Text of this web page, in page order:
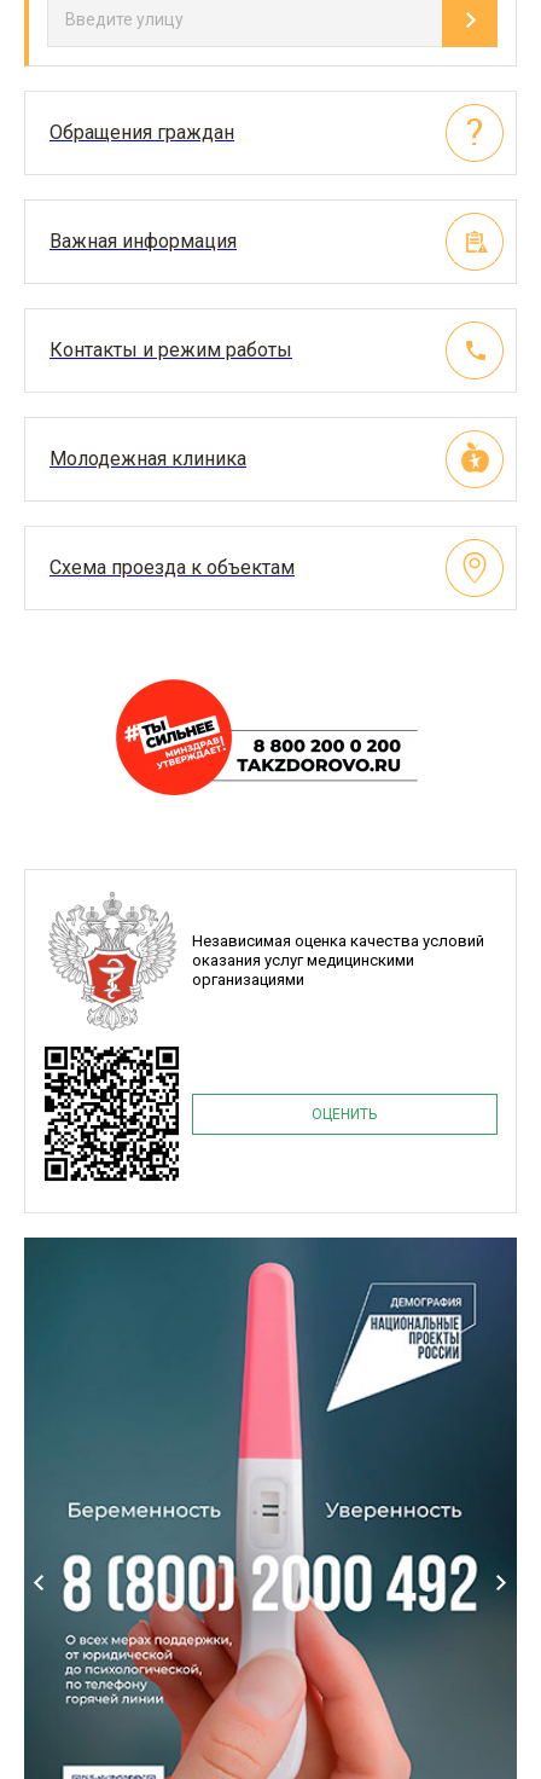
Обращения граждан
Важная информация
Контакты и режим работы
Молодежная клиника
Схема проезда к объектам
Независимая оценка качества условий
оказания услуг медицинскими
организациями
ОЦЕНИТЬ